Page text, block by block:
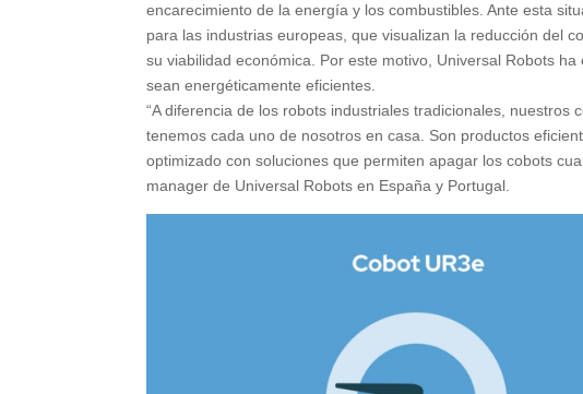
encarecimiento de la energía y los combustibles. Ante esta
para las industrias europeas, que visualizan la reducción del
su viabilidad económica. Por este motivo, Universal Robots
sean energéticamente eficientes.
“A diferencia de los robots industriales tradicionales,
tenemos cada uno de nosotros en casa. Son productos
optimizado con soluciones que permiten apagar los cobots
manager de Universal Robots en España y Portugal.